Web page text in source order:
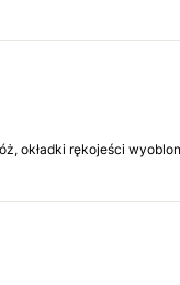
okładki rękojeści